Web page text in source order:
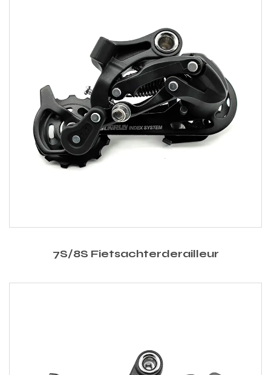
7S/8S Fietsachterderailleur